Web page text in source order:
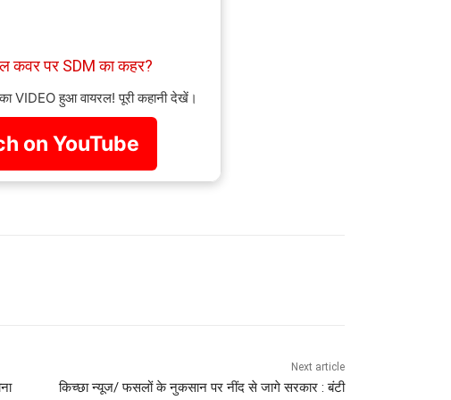
कवर पर SDM का कहर?
VIDEO हुआ वायरल! पूरी कहानी देखें।
on YouTube
Next article
किच्छा न्यूज/ फसलों के नुकसान पर नींद से जागे सरकार : बंटी